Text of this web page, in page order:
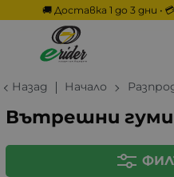
🚚 Доставка 1 до 3 дни •
Назад Начало
Вътрешни гуми